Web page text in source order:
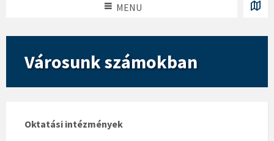
MENU
Városunk számokban
Oktatási intézmények